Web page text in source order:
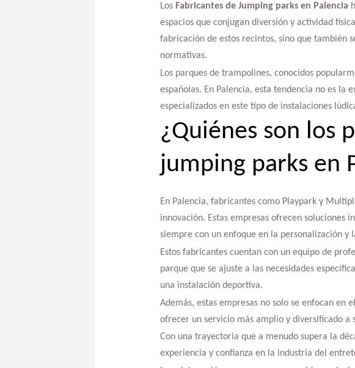
Los Fabricantes de Jumping parks en Palencia
espacios que conjugan diversión y actividad
fabricación de estos recintos, sino que también
normativas.
Los parques de trampolines, conocidos
españolas. En Palencia, esta tendencia no es la
especializados en este tipo de instalaciones
¿Quiénes son los
jumping parks en
En Palencia, fabricantes como Playpark y
innovación. Estas empresas ofrecen soluciones
siempre con un enfoque en la personalización y
Estos fabricantes cuentan con un equipo de
parque que se ajuste a las necesidades
una instalación deportiva.
Además, estas empresas no solo se enfocan
ofrecer un servicio más amplio y diversificado a
Con una trayectoria que a menudo supera la
experiencia y confianza en la industria del